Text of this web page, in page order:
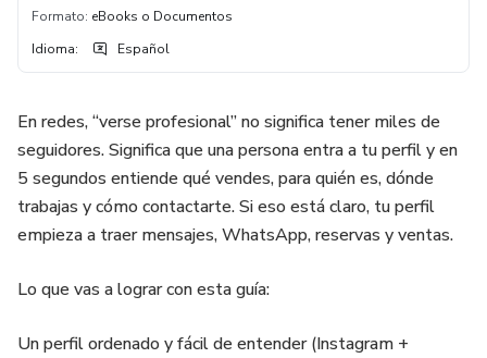
Formato: eBooks o Documentos
Idioma: Español
En redes, “verse profesional” no significa tener miles de
seguidores. Significa que una persona entra a tu perfil y en
5 segundos entiende qué vendes, para quién es, dónde
trabajas y cómo contactarte. Si eso está claro, tu perfil
empieza a traer mensajes, WhatsApp, reservas y ventas.
Lo que vas a lograr con esta guía:
Un perfil ordenado y fácil de entender (Instagram +